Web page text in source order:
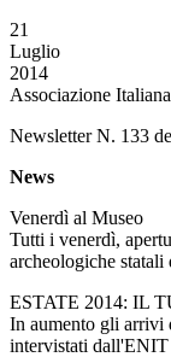
21
Luglio
2014
Associazione
Newsletter N. 133
News
Venerdì al Museo
Tutti i venerdì,
archeologiche statali
ESTATE 2014: IL
In aumento gli arrivi
intervistati dall'ENIT